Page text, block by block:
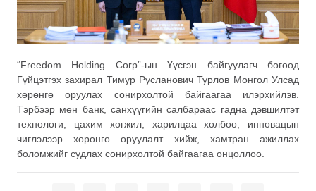
“Freedom Holding Corp”-ын Үүсгэн байгуулагч бөгөөд
Гүйцэтгэх захирал Тимур Русланович Турлов Монгол Улсад
хөрөнгө оруулах сонирхолтой байгаагаа илэрхийлэв.
Тэрбээр мөн банк, санхүүгийн салбараас гадна дэвшилтэт
технологи, цахим хөгжил, харилцаа холбоо, инновацын
чиглэлээр хөрөнгө оруулалт хийж, хамтран ажиллах
боломжийг судлах сонирхолтой байгаагаа онцоллоо.